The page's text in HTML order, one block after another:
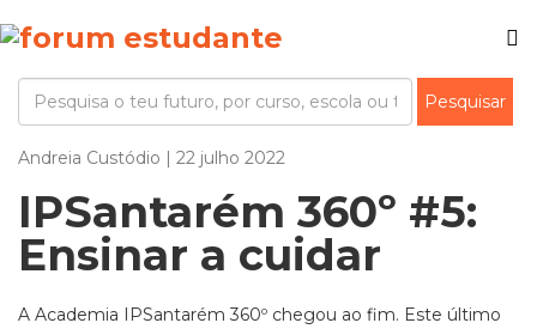
Andreia Custódio | 22 julho 2022
IPSantarém 360º #5:
Ensinar a cuidar
A Academia IPSantarém 360º chegou ao fim. Este último